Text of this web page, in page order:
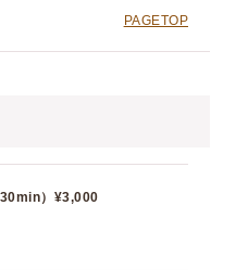
PAGETOP
） ¥3,000